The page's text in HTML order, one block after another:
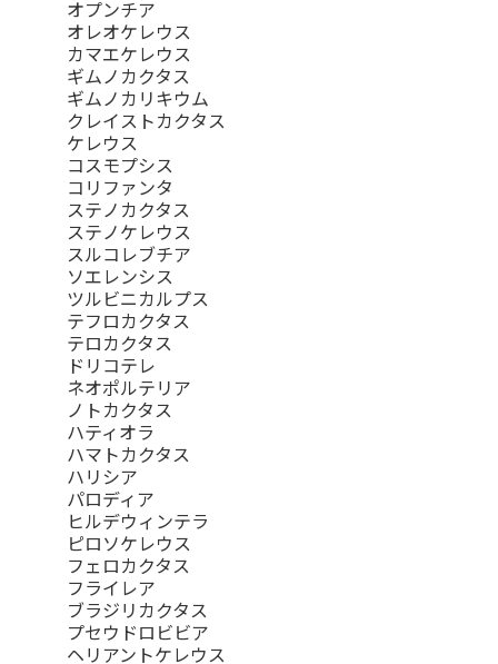
オプンチア
オレオケレウス
カマエケレウス
ギムノカクタス
ギムノカリキウム
クレイストカクタス
ケレウス
コスモプシス
コリファンタ
ステノカクタス
ステノケレウス
スルコレブチア
ソエレンシス
ツルビニカルプス
テフロカクタス
テロカクタス
ドリコテレ
ネオポルテリア
ノトカクタス
ハティオラ
ハマトカクタス
ハリシア
パロディア
ヒルデウィンテラ
ピロソケレウス
フェロカクタス
フライレア
ブラジリカクタス
プセウドロビビア
ヘリアントケレウス